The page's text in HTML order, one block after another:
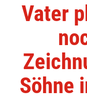
Vater
Söhne